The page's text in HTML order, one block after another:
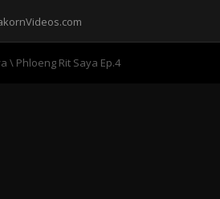
\ Phloeng Rit Saya Ep.4